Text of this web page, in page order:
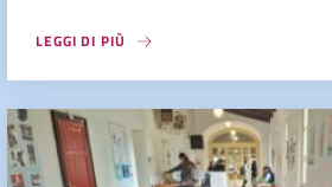
LEGGI DI PIÙ